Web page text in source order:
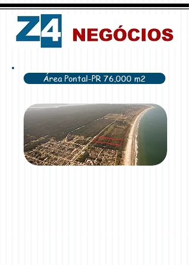
Área Pontal-PR 76.000 m2